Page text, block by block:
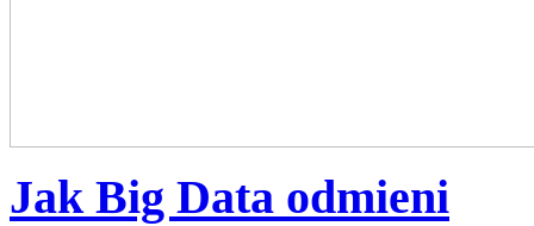
Jak Big Data odmieni